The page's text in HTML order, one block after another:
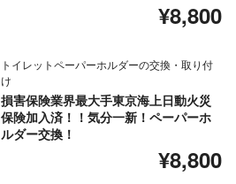
¥8,800
トイレットペーパーホルダーの交換・取り付
け
損害保険業界最大手東京海上日動火災
保険加入済！！気分一新！ペーパーホ
ルダー交換！
¥8,800